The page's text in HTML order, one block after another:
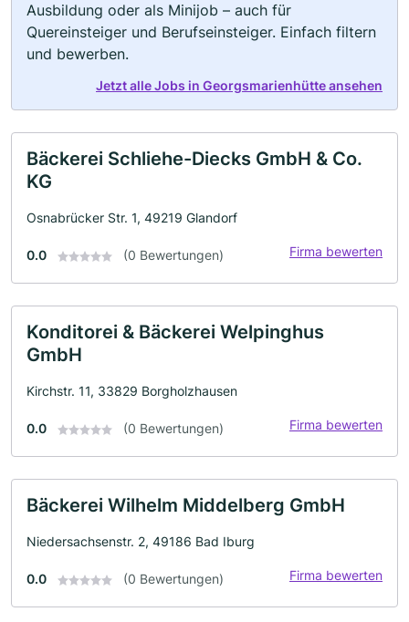
Ausbildung oder als Minijob – auch für
Quereinsteiger und Berufseinsteiger. Einfach filtern
und bewerben.
Jetzt alle Jobs in Georgsmarienhütte ansehen
Bäckerei Schliehe-Diecks GmbH & Co.
KG
Osnabrücker Str. 1, 49219 Glandorf
0.0 (0 Bewertungen) Firma bewerten
Konditorei & Bäckerei Welpinghus
GmbH
Kirchstr. 11, 33829 Borgholzhausen
0.0 (0 Bewertungen) Firma bewerten
Bäckerei Wilhelm Middelberg GmbH
Niedersachsenstr. 2, 49186 Bad Iburg
0.0 (0 Bewertungen) Firma bewerten